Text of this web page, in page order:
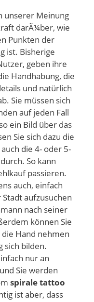
unserer Meinung
darÃ¼ber, wie
Punkten der
ist. Bisherige
geben ihre
Handhabung, die
und natürlich
Sie müssen sich
auf jeden Fall
ein Bild über das
Sie sich dazu die
die 4- oder 5-
So kann
passieren.
auch, einfach
aufzusuchen
nach seiner
können Sie
Hand nehmen
sich bilden.
nur an
Sie werden
spirale tattoo
ist aber, dass